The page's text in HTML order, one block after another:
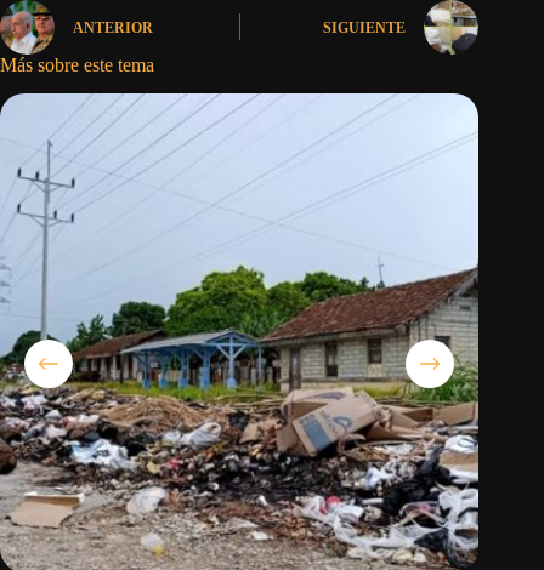
ANTERIOR SIGUIENTE
Más sobre este tema